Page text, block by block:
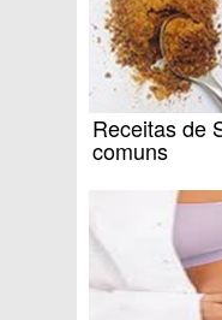
Receitas de
comuns